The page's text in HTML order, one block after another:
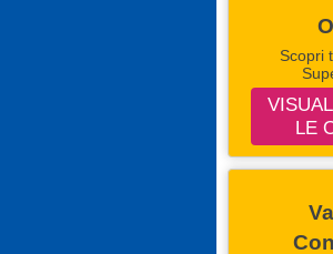
Scopri
LE